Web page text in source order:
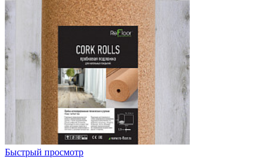
Быстрый просмотр